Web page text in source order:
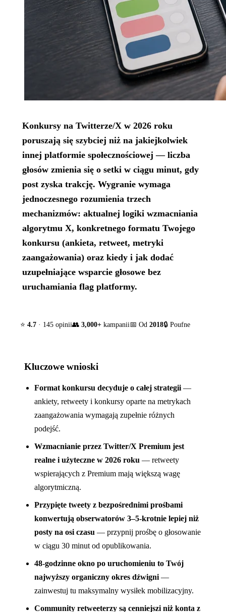
Konkursy na Twitterze/X w 2026 roku
poruszają się szybciej niż na jakiejkolwiek
innej platformie społecznościowej — liczba
głosów zmienia się o setki w ciągu minut, gdy
post zyska trakcję. Wygranie wymaga
jednoczesnego rozumienia trzech
mechanizmów: aktualnej logiki wzmacniania
algorytmu X, konkretnego formatu Twojego
konkursu (ankieta, retweet, metryki
zaangażowania) oraz kiedy i jak dodać
uzupełniające wsparcie głosowe bez
uruchamiania flag platformy.
⭐ 4.7 · 145 opinii👥 3,000+ kampanii📅 Od 2018🔒 Poufne
Kluczowe wnioski
Format konkursu decyduje o całej strategii —
ankiety, retweety i konkursy oparte na metrykach
zaangażowania wymagają zupełnie różnych
podejść.
Wzmacnianie przez Twitter/X Premium jest
realne i użyteczne w 2026 roku — retweety
wspierających z Premium mają większą wagę
algorytmiczną.
Przypięte tweety z bezpośrednimi prośbami
konwertują obserwatorów 3–5-krotnie lepiej niż
posty na osi czasu — przypnij prośbę o głosowanie
w ciągu 30 minut od opublikowania.
48-godzinne okno po uruchomieniu to Twój
najwyższy organiczny okres dźwigni —
zainwestuj tu maksymalny wysiłek mobilizacyjny.
Community retweeterzy są cenniejszi niż konta z